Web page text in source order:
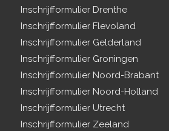
Inschrijfformulier Drenthe
Inschrijfformulier Flevoland
Inschrijfformulier Gelderland
Inschrijfformulier Groningen
Inschrijfformulier Noord-Brabant
Inschrijfformulier Noord-Holland
Inschrijfformulier Utrecht
Inschrijfformulier Zeeland